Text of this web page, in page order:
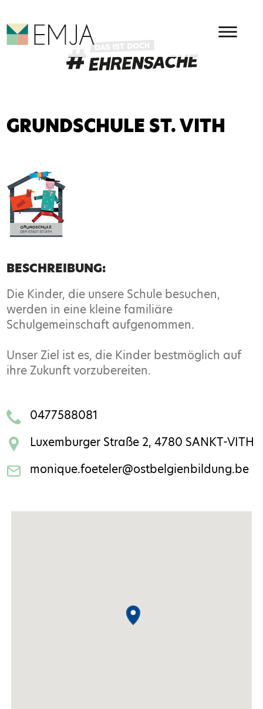
HAUPMENÜ
EMJA - EHRENAMT IN
GRUNDSCHULE ST. VITH
BESCHREIBUNG:
Die Kinder, die unsere Schule besuchen,
werden in eine kleine familiäre
Schulgemeinschaft aufgenommen.
Unser Ziel ist es, die Kinder bestmöglich auf
ihre Zukunft vorzubereiten.
0477588081
Luxemburger Straße 2, 4780 SANKT-VITH
monique.foeteler@ostbelgienbildung.be